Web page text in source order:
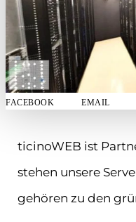
FACEBOOK EMAIL
ticinoWEB ist
stehen unsere
gehören zu den